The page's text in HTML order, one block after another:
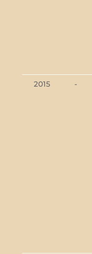
2015
-